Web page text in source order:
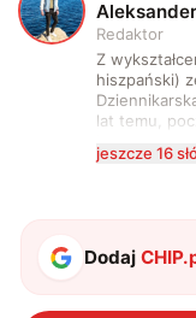
A
Redaktor
Z
hiszpański)
lat temu,
także
jeszcze 16
Dodaj